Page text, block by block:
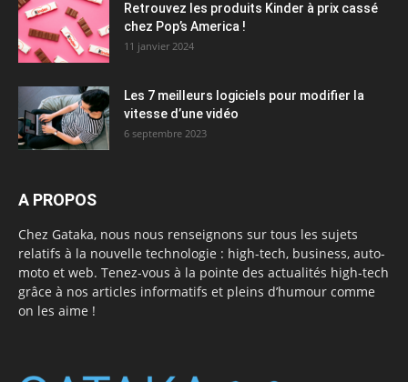
Retrouvez les produits Kinder à prix cassé
chez Pop’s America !
11 janvier 2024
Les 7 meilleurs logiciels pour modifier la
vitesse d’une vidéo
6 septembre 2023
A PROPOS
Chez Gataka, nous nous renseignons sur tous les sujets
relatifs à la nouvelle technologie : high-tech, business, auto-
moto et web. Tenez-vous à la pointe des actualités high-tech
grâce à nos articles informatifs et pleins d’humour comme
on les aime !